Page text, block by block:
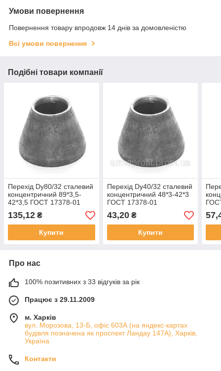
Умови повернення
Повернення товару впродовж 14 днів за домовленістю
Всі умови повернення
Подібні товари компанії
Перехід Dу80/32 сталевий
концентричний 89*3,5-
42*3,5 ГОСТ 17378-01
135,12 ₴
Купити
Перехід Dу40/32 сталевий
концентричний 48*3-42*3
ГОСТ 17378-01
43,20₴
Купити
Про нас
100% позитивних з 33 відгуків за рік
Працює з 29.11.2009
м. Харків
вул. Морозова, 13-Б, офіс 603А (на яндекс-картах
будівля позначена як проспект Ландау 147А), Харків,
Україна
Контакти